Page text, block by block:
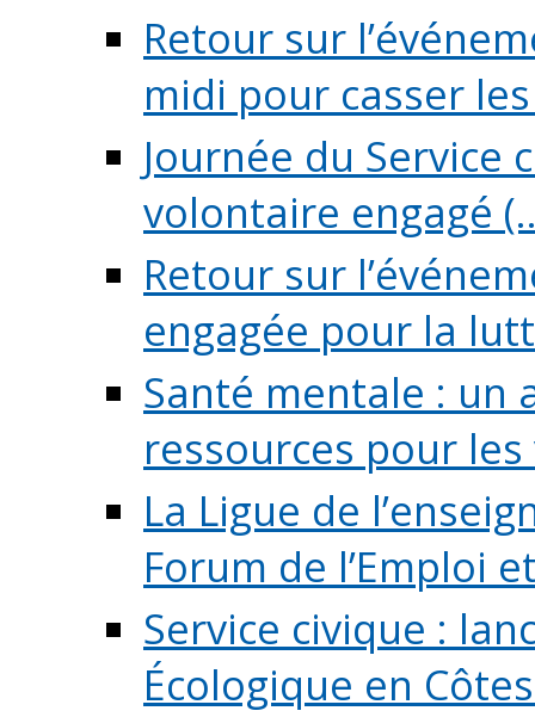
Retour sur
midi pour casser les
Journée du Service
volontaire engagé
Retour sur
engagée pour la
Santé mentale : un
ressources pour
La Ligue de
Forum de l’Emploi
Service civique :
Écologique en